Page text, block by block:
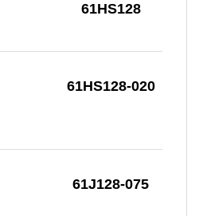
61HS128
61HS128-020
61J128-075